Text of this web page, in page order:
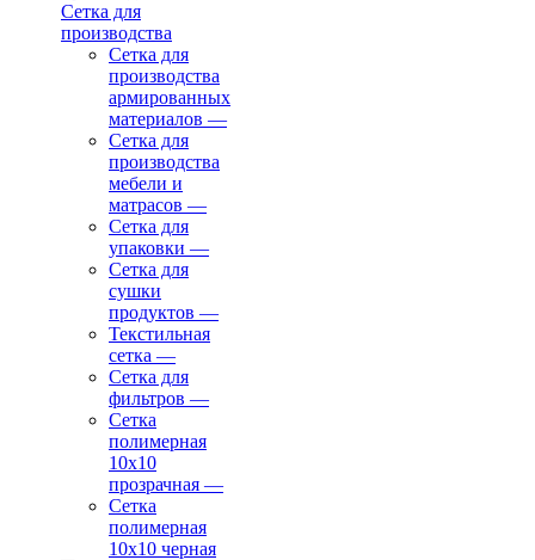
Сетка для
производства
Сетка для
производства
армированных
материалов —
Сетка для
производства
мебели и
матрасов —
Сетка для
упаковки —
Сетка для
сушки
продуктов —
Текстильная
сетка —
Сетка для
фильтров —
Сетка
полимерная
10х10
прозрачная —
Сетка
полимерная
10х10 черная